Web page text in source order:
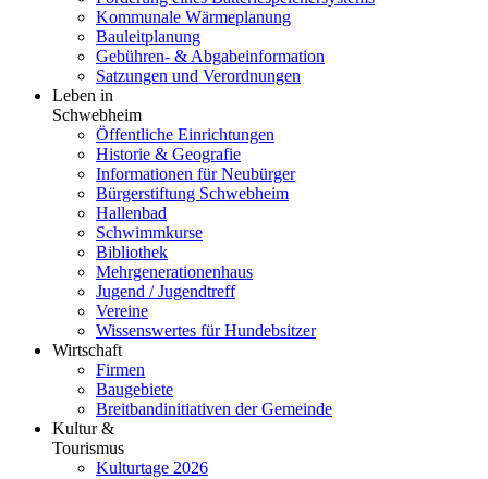
Kommunale Wärmeplanung
Bauleitplanung
Gebühren- & Abgabeinformation
Satzungen und Verordnungen
Leben in
Schwebheim
Öffentliche Einrichtungen
Historie & Geografie
Informationen für Neubürger
Bürgerstiftung Schwebheim
Hallenbad
Schwimmkurse
Bibliothek
Mehrgenerationenhaus
Jugend / Jugendtreff
Vereine
Wissenswertes für Hundebsitzer
Wirtschaft
Firmen
Baugebiete
Breitbandinitiativen der Gemeinde
Kultur &
Tourismus
Kulturtage 2026